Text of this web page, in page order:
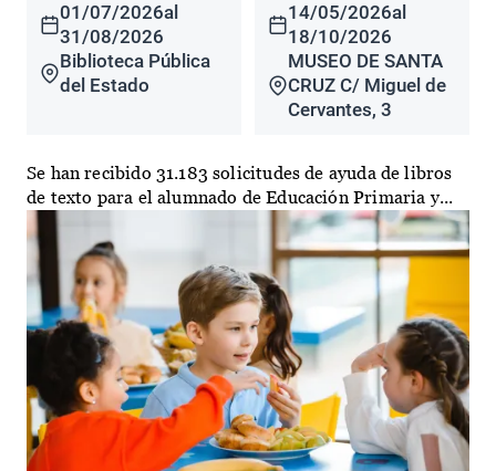
01/07/2026al
31/08/2026
Biblioteca Pública
del Estado
14/05/2026al
18/10/2026
MUSEO DE SANTA
CRUZ C/ Miguel de
Cervantes, 3
Se han recibido 31.183 solicitudes de ayuda de libros
de texto para el alumnado de Educación Primaria y...